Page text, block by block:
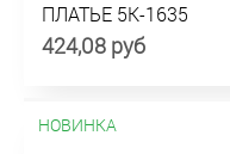
ПЛАТЬЕ 5К-1635
424,08 руб
НОВИНКА